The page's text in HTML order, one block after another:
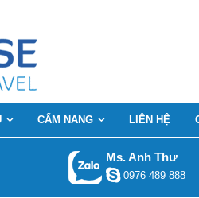
CẨM NANG LIÊN HỆ
Ms. Anh Thư
0976 489 888